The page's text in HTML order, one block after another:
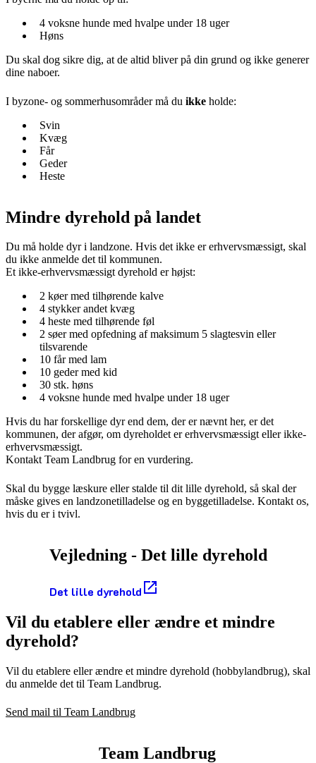
4 voksne hunde med hvalpe under 18 uger
Høns
Du skal dog sikre dig, at de altid bliver på din grund og ikke generer
dine naboer.
I byzone- og sommerhusområder må du ikke holde:
Svin
Kvæg
Får
Geder
Heste
Mindre dyrehold på landet
Du må holde dyr i landzone. Hvis det ikke er erhvervsmæssigt, skal
du ikke anmelde det til kommunen.
Et ikke-erhvervsmæssigt dyrehold er højst:
2 køer med tilhørende kalve
4 stykker andet kvæg
4 heste med tilhørende føl
2 søer med opfedning af maksimum 5 slagtesvin eller
tilsvarende
10 får med lam
10 geder med kid
30 stk. høns
4 voksne hunde med hvalpe under 18 uger
Hvis du har forskellige dyr end dem, der er nævnt her, er det
kommunen, der afgør, om dyreholdet er erhvervsmæssigt eller ikke-
erhvervsmæssigt.
Kontakt Team Landbrug for en vurdering.
Skal du bygge læskure eller stalde til dit lille dyrehold, så skal der
måske gives en landzonetilladelse og en byggetilladelse. Kontakt os,
hvis du er i tvivl.
Vejledning - Det lille dyrehold
Det lille dyrehold
Vil du etablere eller ændre et mindre
dyrehold?
Vil du etablere eller ændre et mindre dyrehold (hobbylandbrug), skal
du anmelde det til Team Landbrug.
Send mail til Team Landbrug
Team Landbrug